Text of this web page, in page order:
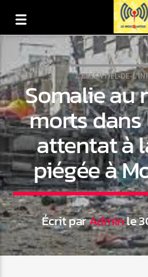
En ce moment
Titre
Artiste
L'ESSENTIEL-DE-
Somalie au
morts
attentat à
piégée à
Écrit parAdminle